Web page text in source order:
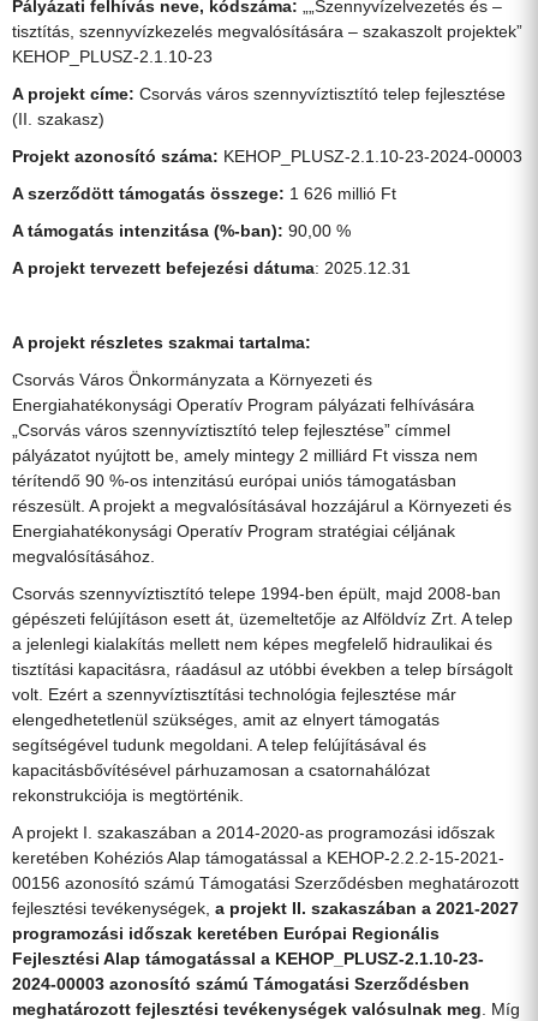
Pályázati felhívás neve, kódszáma: „„Szennyvízelvezetés és –
tisztítás, szennyvízkezelés megvalósítására – szakaszolt projektek”
KEHOP_PLUSZ-2.1.10-23
A projekt címe: Csorvás város szennyvíztisztító telep fejlesztése
(II. szakasz)
Projekt azonosító száma: KEHOP_PLUSZ-2.1.10-23-2024-00003
A szerződött támogatás összege: 1 626 millió Ft
A támogatás intenzitása (%-ban): 90,00 %
A projekt tervezett befejezési dátuma: 2025.12.31
A projekt részletes szakmai tartalma:
Csorvás Város Önkormányzata a Környezeti és
Energiahatékonysági Operatív Program pályázati felhívására
„Csorvás város szennyvíztisztító telep fejlesztése” címmel
pályázatot nyújtott be, amely mintegy 2 milliárd Ft vissza nem
térítendő 90 %-os intenzitású európai uniós támogatásban
részesült. A projekt a megvalósításával hozzájárul a Környezeti és
Energiahatékonysági Operatív Program stratégiai céljának
megvalósításához.
Csorvás szennyvíztisztító telepe 1994-ben épült, majd 2008-ban
gépészeti felújításon esett át, üzemeltetője az Alföldvíz Zrt. A telep
a jelenlegi kialakítás mellett nem képes megfelelő hidraulikai és
tisztítási kapacitásra, ráadásul az utóbbi években a telep bírságolt
volt. Ezért a szennyvíztisztítási technológia fejlesztése már
elengedhetetlenül szükséges, amit az elnyert támogatás
segítségével tudunk megoldani. A telep felújításával és
kapacitásbővítésével párhuzamosan a csatornahálózat
rekonstrukciója is megtörténik.
A projekt I. szakaszában a 2014-2020-as programozási időszak
keretében Kohéziós Alap támogatással a KEHOP-2.2.2-15-2021-
00156 azonosító számú Támogatási Szerződésben meghatározott
fejlesztési tevékenységek, a projekt II. szakaszában a 2021-2027
programozási időszak keretében Európai Regionális
Fejlesztési Alap támogatással a KEHOP_PLUSZ-2.1.10-23-
2024-00003 azonosító számú Támogatási Szerződésben
meghatározott fejlesztési tevékenységek valósulnak meg. Míg